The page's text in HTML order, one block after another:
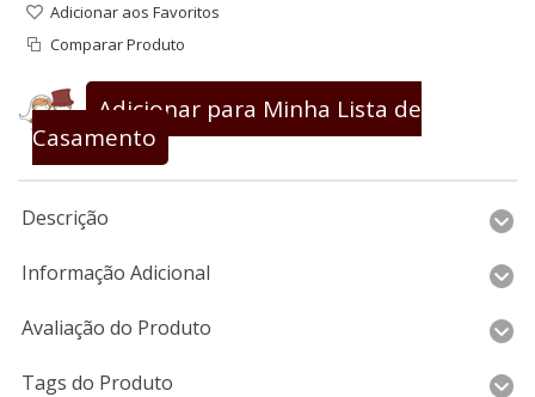
Adicionar aos Favoritos
Comparar Produto
Adicionar para Minha Lista de
Casamento
Descrição
Informação Adicional
Avaliação do Produto
Tags do Produto